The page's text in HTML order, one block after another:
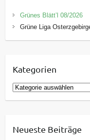
Grünes Blätt’l 08/2026
Grüne Liga
Kategorien
K
a
g
Neueste Beiträge